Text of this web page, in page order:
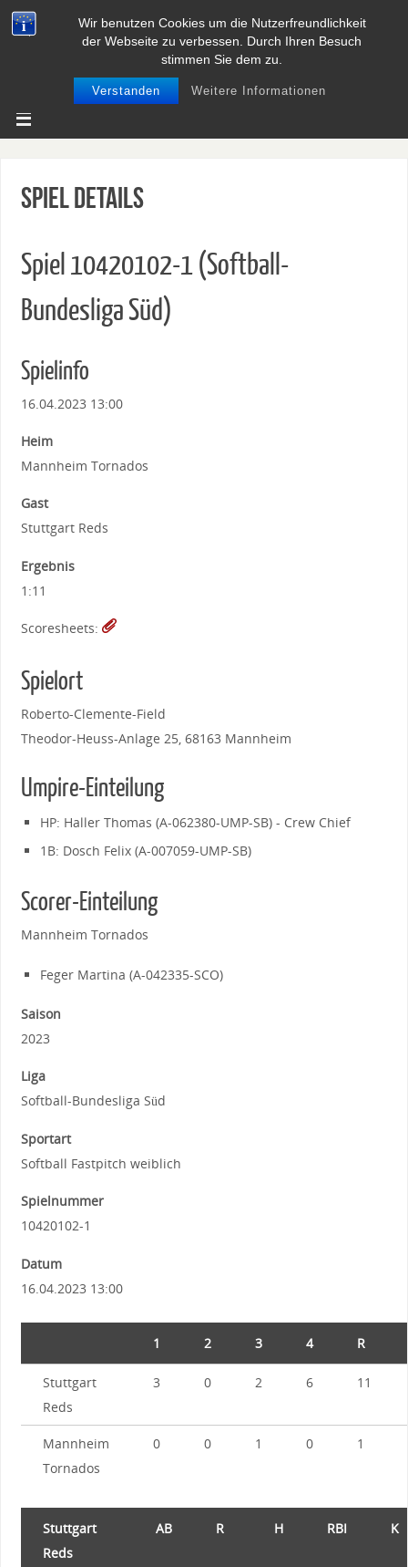
Wir benutzen Cookies um die Nutzerfreundlichkeit
der Webseite zu verbessen. Durch Ihren Besuch
stimmen Sie dem zu.
Verstanden Weitere Informationen
BASEBALL UND SOFTBALL IN
NIEDERSACHSEN
Spiel Details
Spiel 10420102-1 (Softball-
Bundesliga Süd)
Spielinfo
16.04.2023 13:00
Heim
Mannheim Tornados
Gast
Stuttgart Reds
Ergebnis
1:11
Scoresheets:
Spielort
Roberto-Clemente-Field
Theodor-Heuss-Anlage 25, 68163 Mannheim
Umpire-Einteilung
HP: Haller Thomas (A-062380-UMP-SB) - Crew Chief
1B: Dosch Felix (A-007059-UMP-SB)
Scorer-Einteilung
Mannheim Tornados
Feger Martina (A-042335-SCO)
Saison
2023
Liga
Softball-Bundesliga Süd
Sportart
Softball Fastpitch weiblich
Spielnummer
10420102-1
Datum
16.04.2023 13:00
1 2 3 4 R
Stuttgart
Reds
3 0 2 6 11
Mannheim
Tornados
0 0 1 0 1
Stuttgart
Reds
AB R H RBI K